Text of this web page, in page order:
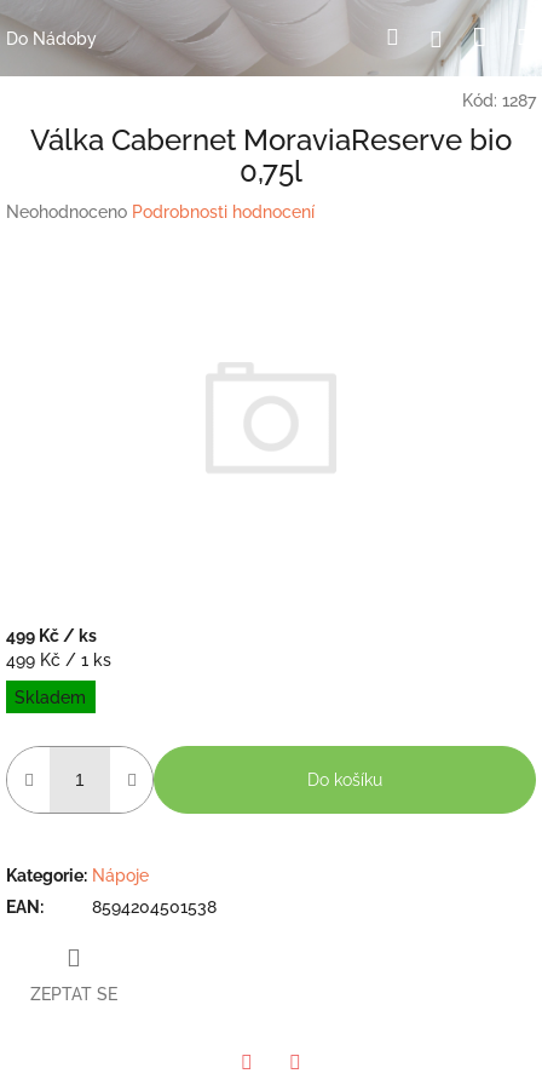
Přejít
naDo Nádoby HledatPřihlášení
Kód: 1287
Válka Cabernet MoraviaReserve bio
0,75l
Průměrné
Neohodnoceno Podrobnosti hodnocení
499 Kč / ks
Měrná
cena:
499 Kč / 1 ks
Skladem
Do košíku
Kategorie: Nápoje
EAN : 8594204501538
ZEPTAT SE